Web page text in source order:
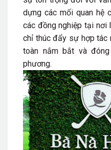
dựng các mối quan hệ
các đồng nghiệp tại nơi
chỉ thúc đẩy sự hợp tác
toàn nắm bắt và
phương.